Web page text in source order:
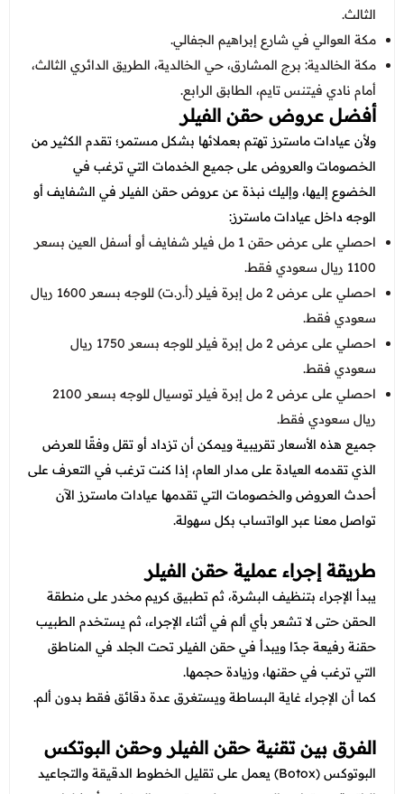
الثالث.
مكة العوالي في شارع إبراهيم الجفالي.
مكة الخالدية: برج المشارق، حي الخالدية، الطريق الدائري الثالث،
أمام نادي فيتنس تايم، الطابق الرابع.
أفضل عروض حقن الفيلر
ولأن عيادات ماسترز تهتم بعملائها بشكل مستمر؛ تقدم الكثير من
الخصومات والعروض على جميع الخدمات التي ترغب في
الخضوع إليها، وإليك نبذة عن عروض حقن الفيلر في الشفايف أو
الوجه داخل عيادات ماسترز:
احصلي على عرض حقن 1 مل فيلر شفايف أو أسفل العين بسعر
1100 ريال سعودي فقط.
احصلي على عرض 2 مل إبرة فيلر (أ.ر.ت) للوجه بسعر 1600 ريال
سعودي فقط.
احصلي على عرض 2 مل إبرة فيلر للوجه بسعر 1750 ريال
سعودي فقط.
احصلي على عرض 2 مل إبرة فيلر توسيال للوجه بسعر 2100
ريال سعودي فقط.
جميع هذه الأسعار تقريبية ويمكن أن تزداد أو تقل وفقًا للعرض
الذي تقدمه العيادة على مدار العام، إذا كنت ترغب في التعرف على
أحدث العروض والخصومات التي تقدمها عيادات ماسترز الآن
تواصل معنا عبر الواتساب بكل سهولة.
طريقة إجراء عملية حقن الفيلر
يبدأ الإجراء بتنظيف البشرة، ثم تطبيق كريم مخدر على منطقة
الحقن حتى لا تشعر بأي ألم في أثناء الإجراء، ثم يستخدم الطبيب
حقنة رفيعة جدًا ويبدأ في حقن الفيلر تحت الجلد في المناطق
التي ترغب في حقنها، وزيادة حجمها.
كما أن الإجراء غاية البساطة ويستغرق عدة دقائق فقط بدون ألم.
الفرق بين تقنية حقن الفيلر وحقن البوتكس
البوتوكس (Botox) يعمل على تقليل الخطوط الدقيقة والتجاعيد